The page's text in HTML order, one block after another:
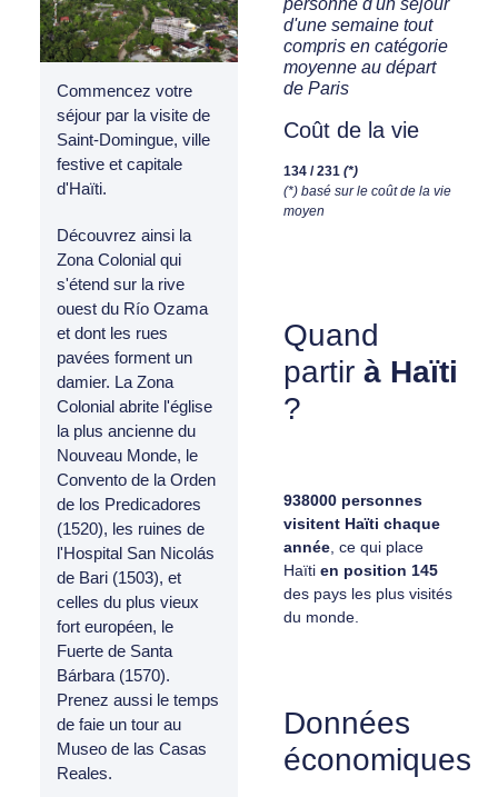
Commencez votre
séjour par la visite de
Saint-Domingue, ville
festive et capitale
d'Haïti.
Découvrez ainsi la
Zona Colonial qui
s'étend sur la rive
ouest du Río Ozama
et dont les rues
pavées forment un
damier. La Zona
Colonial abrite l'église
la plus ancienne du
Nouveau Monde, le
Convento de la Orden
de los Predicadores
(1520), les ruines de
l'Hospital San Nicolás
de Bari (1503), et
celles du plus vieux
fort européen, le
Fuerte de Santa
Bárbara (1570).
Prenez aussi le temps
de faie un tour au
Museo de las Casas
Reales.
personne d'un séjour
d'une semaine tout
compris en catégorie
moyenne au départ
de Paris
Coût de la vie
134 / 231 (*)
(*) basé sur le coût de la vie
moyen
Quand
partir à Haïti
?
938000 personnes
visitent Haïti chaque
année , ce qui place
Haïti en position 145
des pays les plus visités
du monde.
Données
économiques